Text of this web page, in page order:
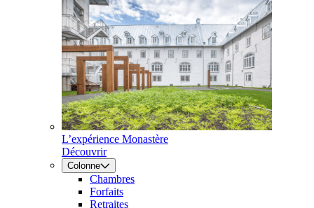
L’expérience Monastère
Découvrir
Colonne
Chambres
Forfaits
Retraites